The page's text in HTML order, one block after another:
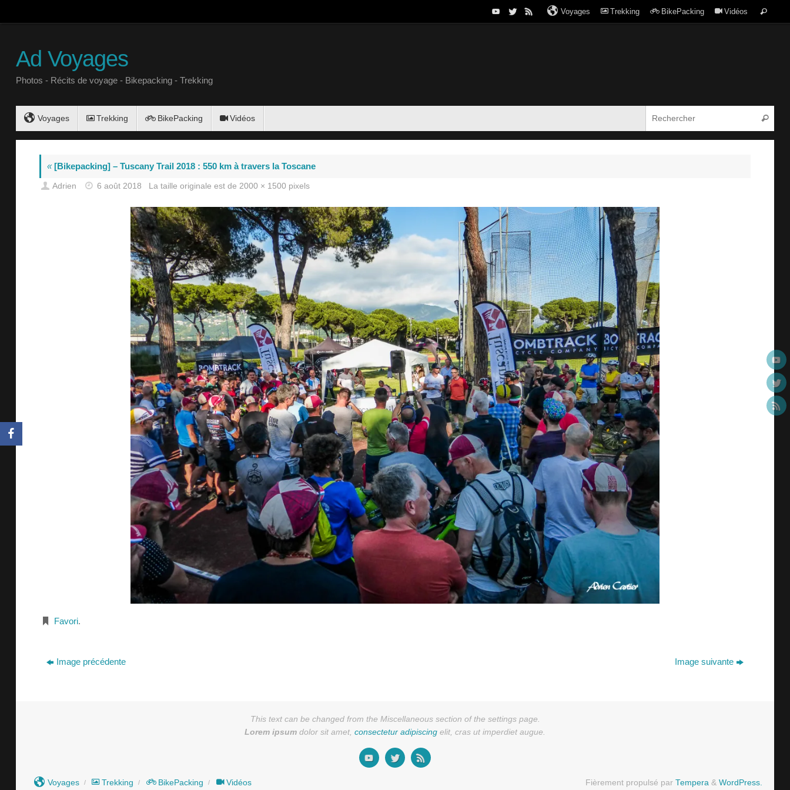
Voyages Trekking BikePacking Vidéos
Ad Voyages
Photos - Récits de voyage - Bikepacking - Trekking
Voyages Trekking BikePacking Vidéos
«[Bikepacking] – Tuscany Trail 2018 : 550 km à travers la Toscane
Adrien 6 août 2018 La taille originale est de2000 × 1500 pixels
Favori.
Image précédente Image suivante
This text can be changed from the Miscellaneous section of the settings page.
Lorem ipsum dolor sit amet, consectetur adipiscing elit, cras ut imperdiet augue.
Voyages Trekking BikePacking Vidéos Fièrement propulsé par Tempera & WordPress.